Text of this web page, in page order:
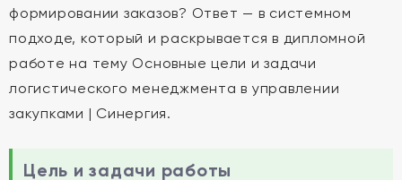
формировании заказов? Ответ — в системном
подходе, который и раскрывается в дипломной
работе на тему Основные цели и задачи
логистического менеджмента в управлении
закупками | Синергия.
Цель и задачи работы